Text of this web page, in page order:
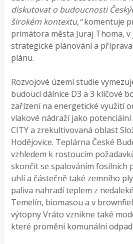
diskutovat o budoucnosti
širokém kontextu,“komentuje
primátora města Juraj Thoma, v
strategické plánování a
plánu.
Rozvojové území studie
budoucí dálnice D3 a 3 klíčové
zařízení na energetické využití
vlakové nádraží jako
CITY a zrekultivovaná oblast
Hodějovice. Teplárna České
vzhledem k rostoucím
skončit se spalováním fosilních
uhlí a částečně také zemního
paliva nahradí teplem z
Temelín, biomasou a v
výtopny Vráto vznikne také
které promění komunální